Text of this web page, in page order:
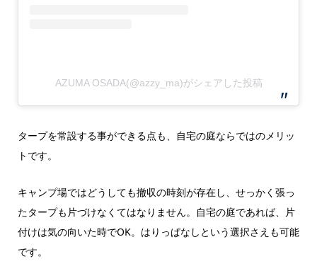
AZUMA OSADA(@azzy_ma)がシェアした投稿
タープを常設する事ができる点も、自宅の庭ならではのメリッ
トです。
キャンプ場ではどうしても撤収の時刻が存在し、せっかく張っ
たタープも片づけなくてはなりません。自宅の庭であれば、片
付けは気の向いた時でOK。はりっぱなしという選択さえも可能
です。